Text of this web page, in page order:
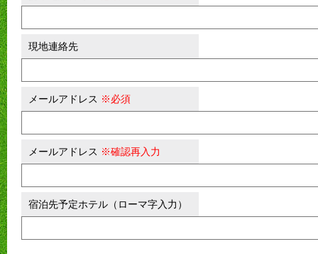
現地連絡先
メールアドレス ※必須
メールアドレス ※確認再入力
宿泊先予定ホテル（ローマ字入力）